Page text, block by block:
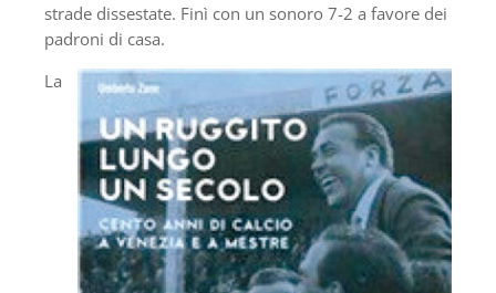
strade dissestate. Finì con un sonoro 7-2 a favore dei
padroni di casa.
La